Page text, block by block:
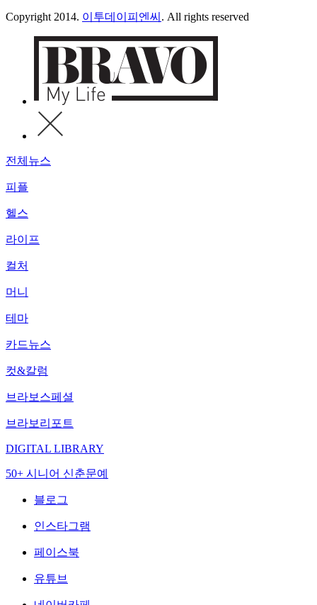
Copyright 2014. 이투데이피엔씨 . All rights reserved
전체뉴스
피플
헬스
라이프
컬처
머니
테마
카드뉴스
컷&칼럼
브라보스페셜
브라보리포트
DIGITAL LIBRARY
50+ 시니어 신춘문예
블로그
인스타그램
페이스북
유튜브